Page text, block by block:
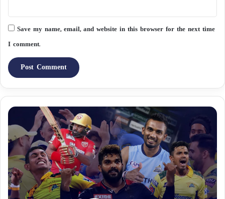
Save my name, email, and website in this browser for the next time
I comment.